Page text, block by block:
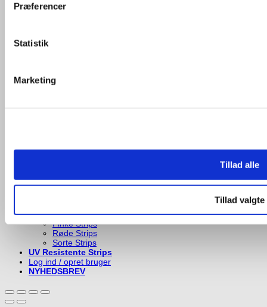
Præferencer
Statistik
Marketing
Tillad alle
Tillad valgte
Alle strips
Genanvendelige Strips
Brune Strips
Hvide Strips
Neon Gule Strips
Orange Strips
Pinke Strips
Røde Strips
Sorte Strips
UV Resistente Strips
Log ind / opret bruger
NYHEDSBREV